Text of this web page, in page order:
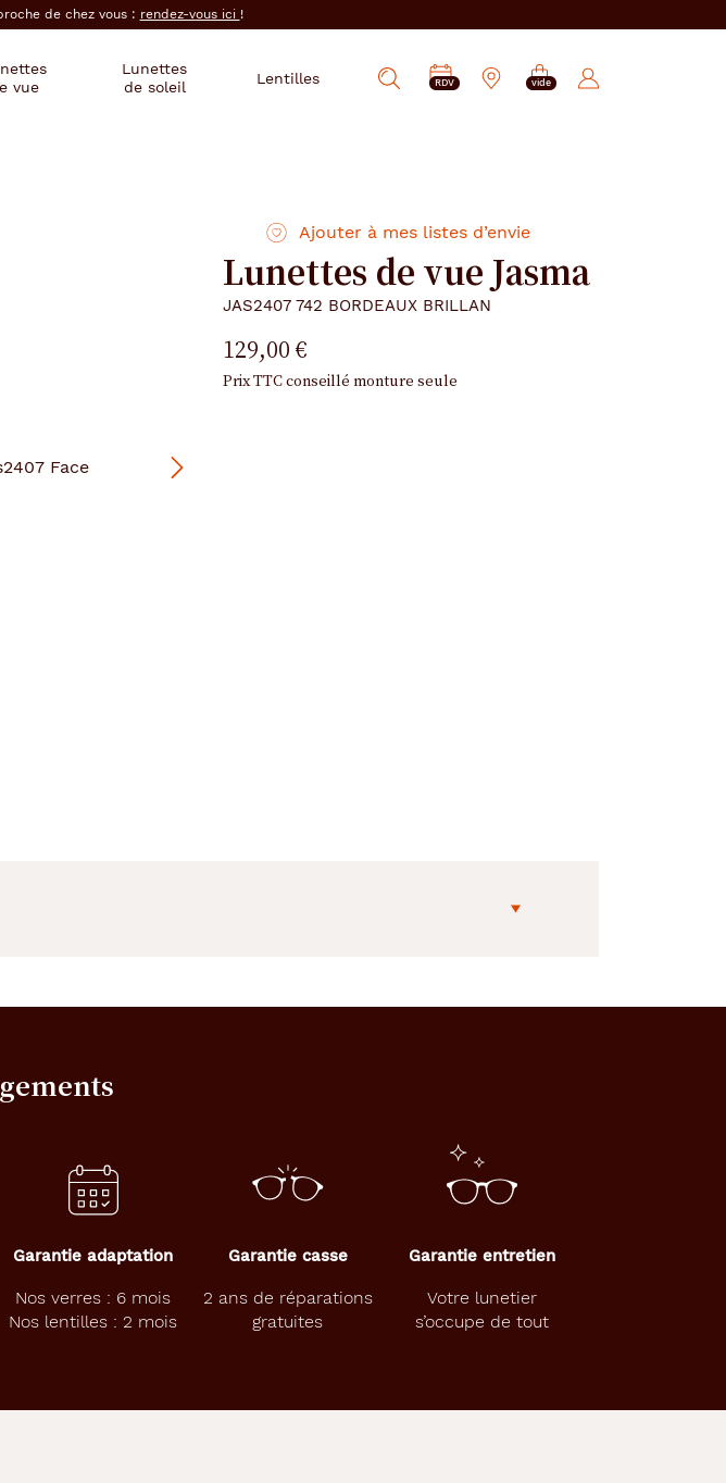
de chez vous : rendez-vous ici !
vue
Lunettes
de soleil
Lentilles
AfficherPRENDRE
RDV
Mes
vide
Ajouter à mes listes d’envie
Suivant
Lunettes de vue Jasma
JAS2407 742 BORDEAUX BRILLAN
129,00 €
Prix TTC conseillé monture seule
Garantie adaptation
Nos verres : 6 mois
Nos lentilles : 2 mois
Garantie casse
2 ans de réparations
gratuites
Garantie entretien
Votre lunetier
s’occupe de tout